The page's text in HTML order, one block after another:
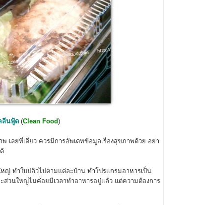
ลีนฟู้ด (Clean Food)
เลยที่เดียว ควรมีการอัพเดทข้อมูลเรื่องสุขภาพด้วย อย่า
ทำใบปลิวไปตามแต่ละบ้าน ทำโปรแกรมอาหารเป็น
ส่วนใหญ่ไม่ค่อยมีเวลาทำอาหารอยู่แล้ว แต่ความต้องการ